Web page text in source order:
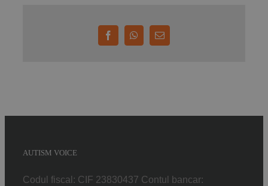
FacebookWhatsApp
E-
AUTISM VOICE
Codul fiscal: CIF 23830437 Contul bancar: